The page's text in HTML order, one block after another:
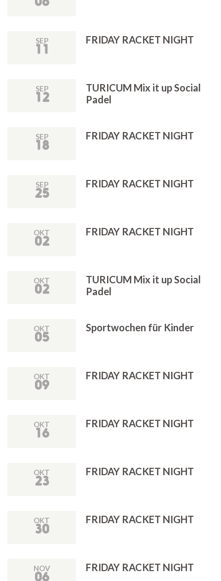
06
SEP
11
FRIDAY RACKET NIGHT
SEP
12
TURICUM Mix it up Social
Padel
SEP
18
FRIDAY RACKET NIGHT
SEP
25
FRIDAY RACKET NIGHT
OKT
02
FRIDAY RACKET NIGHT
OKT
02
TURICUM Mix it up Social
Padel
OKT
05
Sportwochen für Kinder
OKT
09
FRIDAY RACKET NIGHT
OKT
16
FRIDAY RACKET NIGHT
OKT
23
FRIDAY RACKET NIGHT
OKT
30
FRIDAY RACKET NIGHT
NOV
06
FRIDAY RACKET NIGHT